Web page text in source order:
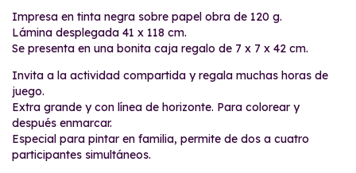
Impresa en tinta negra sobre papel obra de 120 g.
Lámina desplegada 41 x 118 cm.
Se presenta en una bonita caja regalo de 7 x 7 x 42 cm.
Invita a la actividad compartida y regala muchas horas de
juego.
Extra grande y con línea de horizonte. Para colorear y
después enmarcar.
Especial para pintar en familia, permite de dos a cuatro
participantes simultáneos.